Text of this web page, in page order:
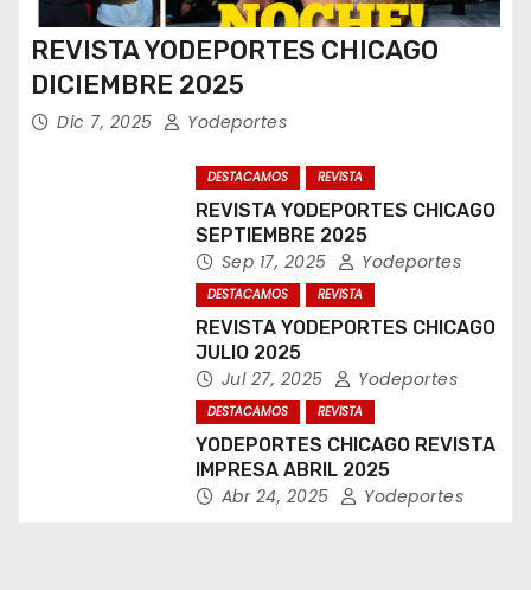
REVISTA YODEPORTES CHICAGO
DICIEMBRE 2025
Dic 7, 2025 Yodeportes
DESTACAMOS REVISTA
REVISTA YODEPORTES CHICAGO
SEPTIEMBRE 2025
Sep 17, 2025 Yodeportes
DESTACAMOS REVISTA
REVISTA YODEPORTES CHICAGO
JULIO 2025
Jul 27, 2025 Yodeportes
DESTACAMOS REVISTA
YODEPORTES CHICAGO REVISTA
IMPRESA ABRIL 2025
Abr 24, 2025 Yodeportes